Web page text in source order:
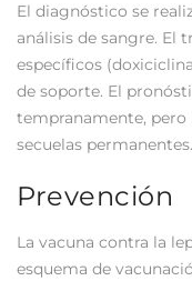
El diagnóstico se
análisis de sangre.
específicos
de soporte. El
tempranamente, pero
secuelas permanentes.
Prevención
La vacuna contra la
esquema de